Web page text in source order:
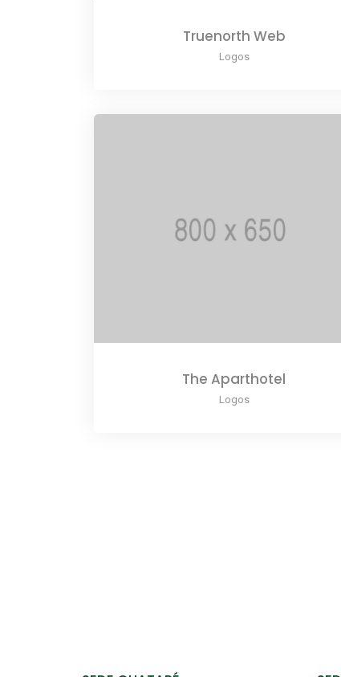
Truenorth Web
Logos
The Aparthotel
Logos